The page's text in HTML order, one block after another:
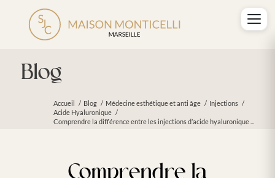
Blog
Accueil / Blog / Médecine esthétique et anti âge / Injections /
Acide Hyaluronique /
Comprendre la différence entre les injections d’acide hyaluronique ...
Comprendre la